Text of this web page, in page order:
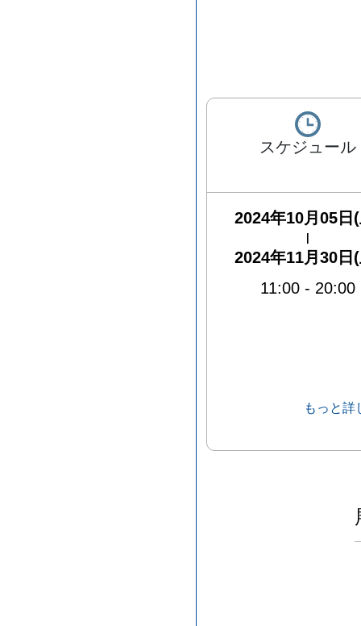
スケジュール
2024年10月05日
2024年11月30日
11:00- 20:00
もっと詳